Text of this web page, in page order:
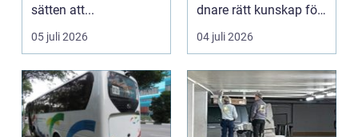
sätten att...
05 juli 2026
dnare rätt kunskap för
att pla...
04 juli 2026